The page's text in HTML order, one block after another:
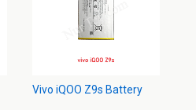
Vivo iQOO Z9s Battery